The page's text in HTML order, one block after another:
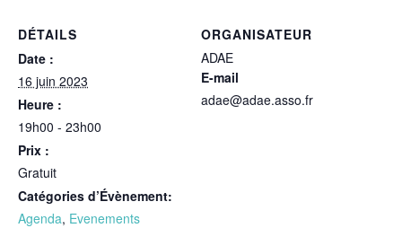
DÉTAILS
Date :
16 juin 2023
Heure :
19h00 - 23h00
Prix :
Gratuit
Catégories d’Évènement:
Agenda, Evenements
ORGANISATEUR
ADAE
E-mail
adae@adae.asso.fr